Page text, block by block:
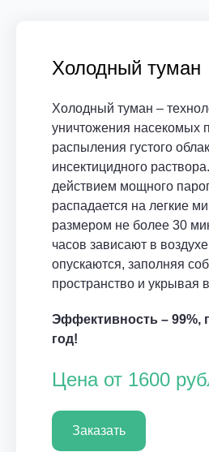
Холодный туман
Холодный туман –
уничтожения насекомых
распыления густого
инсектицидного
действием мощного
распадается на легкие
размером не более 30
часов зависают в
опускаются, заполняя
пространство и укрывая
Эффективность – 99%,
год!
Цена от 1600
Заказать